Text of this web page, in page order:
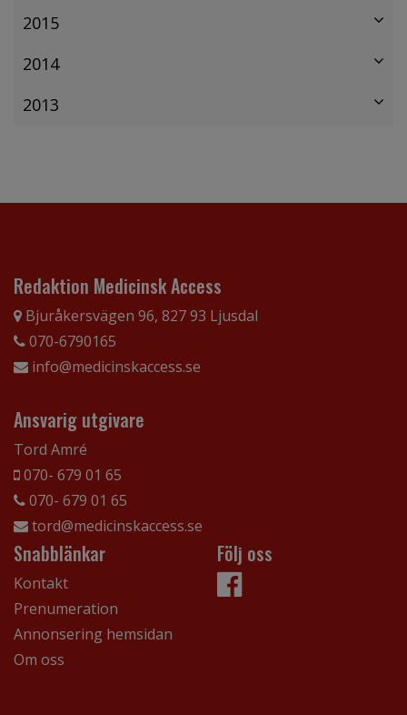
2015
2014
2013
Redaktion Medicinsk Access
Bjuråkersvägen 96, 827 93 Ljusdal
070-6790165
info@medicinskaccess.se
Ansvarig utgivare
Tord Amré
070- 679 01 65
070- 679 01 65
tord@medicinskaccess.se
Snabblänkar
Kontakt
Prenumeration
Annonsering hemsidan
Om oss
Följ oss